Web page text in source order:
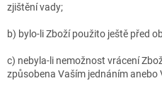
zjištění vady;
b) bylo-li Zboží použito ještě před
c) nebyla-li nemožnost vrácení
způsobena Vaším jednáním anebo